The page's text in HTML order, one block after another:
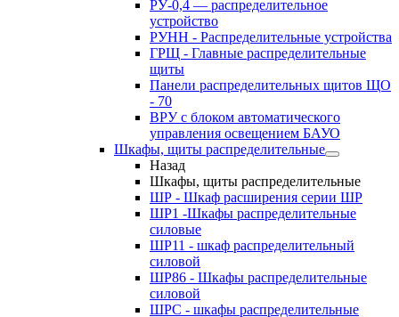
РУ-0,4 — распределительное
устройство
РУНН - Распределительные устройства
ГРЩ - Главные распределительные
щиты
Панели распределительных щитов ЩО
- 70
ВРУ с блоком автоматического
управления освещением БАУО
Шкафы, щиты распределительные
Назад
Шкафы, щиты распределительные
ШР - Шкаф расширения серии ШР
ШР1 -Шкафы распределительные
силовые
ШР11 - шкаф распределительный
силовой
ШР86 - Шкафы распределительные
силовой
ШРС - шкафы распределительные